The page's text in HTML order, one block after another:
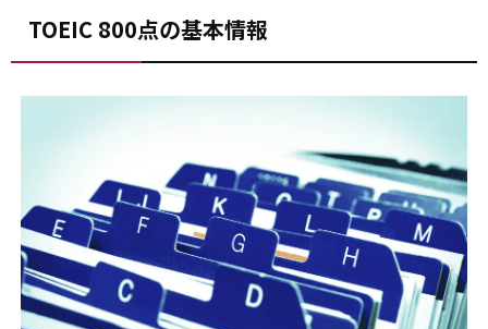
TOEIC 800点の基本情報